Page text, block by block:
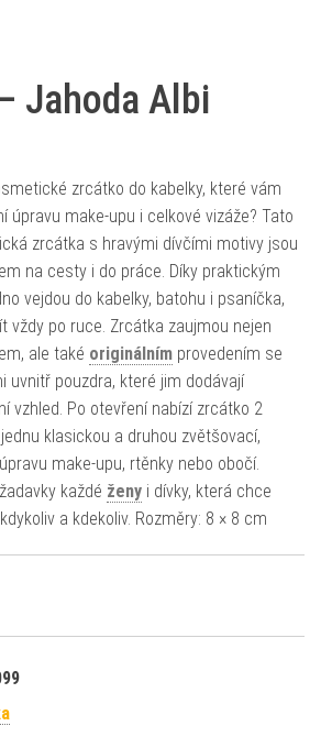
Jahoda Albi
byla: 149 Kč.
zrcátko do kabelky, které vám
úpravu make-upu i celkové vizáže? Tato
zrcátka s hravými dívčími motivy jsou
na cesty i do práce. Díky praktickým
vejdou do kabelky, batohu i psaníčka,
vždy po ruce. Zrcátka zaujmou nejen
ale také originálním provedením se
uvnitř pouzdra, které jim dodávají
vzhled. Po otevření nabízí zrcátko 2
klasickou a druhou zvětšovací,
make-upu, rtěnky nebo obočí.
každé ženy i dívky, která chce
a kdekoliv. Rozměry: 8 × 8 cm